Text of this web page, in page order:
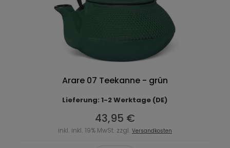
Arare 07 Teekanne - grün
Lieferung: 1-2 Werktage (DE)
43,95 €
inkl. inkl. 19% MwSt. zzgl. Versandkosten